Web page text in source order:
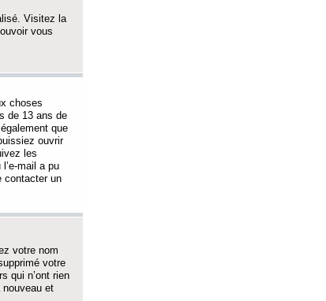
Visitez la
vous
choses
de 13 ans de
que
ouvrir
les
mail a pu
contacter un
votre nom
votre
qui n’ont rien
et